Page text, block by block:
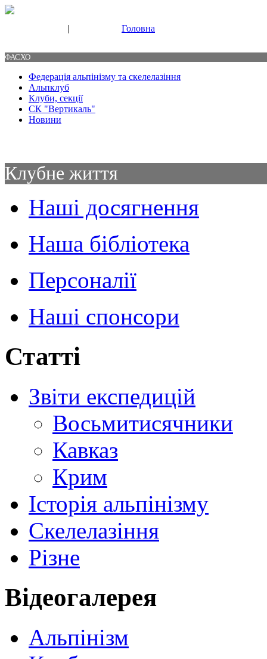
| Головна
ФАСХО
Федерація альпінізму та скелелазіння
Альпклуб
Клуби, секції
СК "Вертикаль"
Новини
Клубне життя
Наші досягнення
Наша бібліотека
Персоналії
Наші спонсори
Статті
Звіти експедицій
Восьмитисячники
Кавказ
Крим
Історія альпінізму
Скелелазіння
Різне
Відеогалерея
Альпінізм